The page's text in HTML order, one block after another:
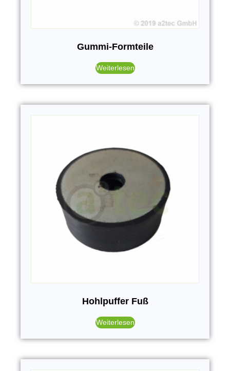
Gummi-Formteile
Weiterlesen
Hohlpuffer Fuß
Weiterlesen